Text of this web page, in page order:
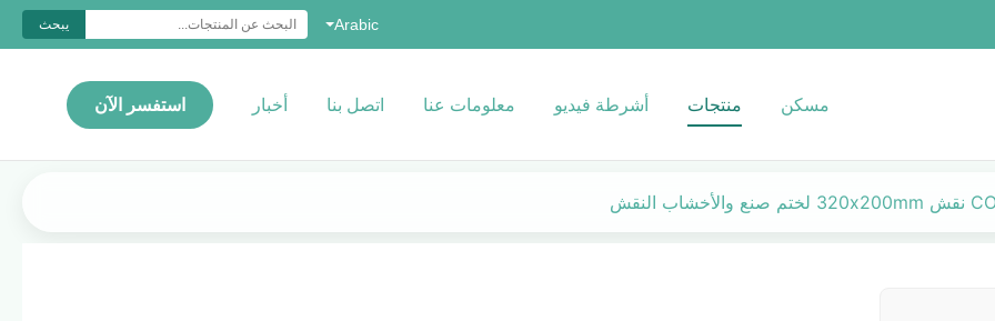
Arabic يبحث
مسكن منتجات أشرطة فيديو معلومات عنا اتصل بنا أخبار استفسر الآن